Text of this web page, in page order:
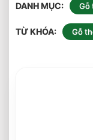
DANH MỤC Gỗ
TỪ KHÓA Gỗ